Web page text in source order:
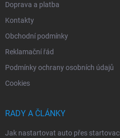
Doprava a platba
Kontakty
Obchodní podmínky
Reklamační řád
Podmínky ochrany osobních údajů
Cookies
RADY A ČLÁNKY
Jak nastartovat auto přes